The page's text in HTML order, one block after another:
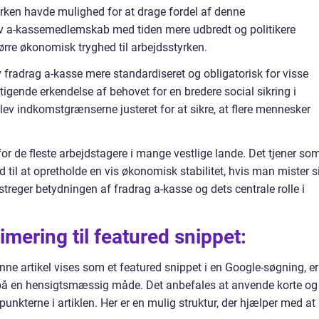
havde mulighed for at drage fordel af denne
kassemedlemskab med tiden mere udbredt og politikere
økonomisk tryghed til arbejdsstyrken.
fradrag a-kasse mere standardiseret og obligatorisk for visse
erkendelse af behovet for en bredere social sikring i
indkomstgrænserne justeret for at sikre, at flere mennesker
de fleste arbejdstagere i mange vestlige lande. Det tjener
til at opretholde en vis økonomisk stabilitet, hvis man mister
betydningen af fradrag a-kasse og dets centrale rolle i
til featured snippet:
artikel vises som et featured snippet i en Google-søgning, er
en hensigtsmæssig måde. Det anbefales at anvende korte og
i artiklen. Her er en mulig struktur, der hjælper med at